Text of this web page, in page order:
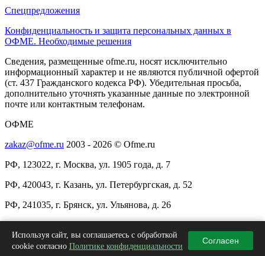
Спецпредложения
Конфиденциальность и защита персональных данных в
ОФМЕ. Необходимые решения
Сведения, размещенные ofme.ru, носят исключительно
информационный характер и не являются публичной офертой
(ст. 437 Гражданского кодекса РФ). Убедительная просьба,
дополнительно уточнять указанные данные по электронной
почте или контактным телефонам.
ОФМЕ
zakaz@ofme.ru 2003 - 2026 © Ofme.ru
РФ, 123022, г. Москва, ул. 1905 года, д. 7
РФ, 420043, г. Казань, ул. Петербургская, д. 52
РФ, 241035, г. Брянск, ул. Ульянова, д. 26
+7(483)260-75-44/+7(843)233-44-94
Используя сайт, вы соглашаетесь с обработкой
cookie согласно Политике конфиденциальности
Согласен